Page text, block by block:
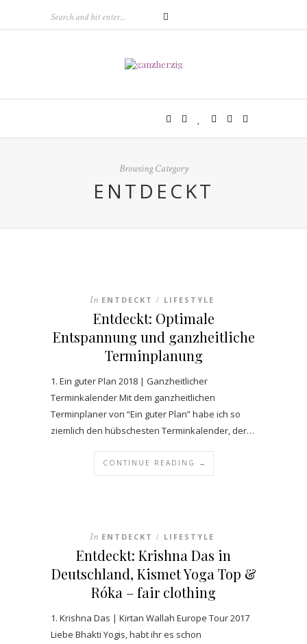
Browsing Category
ENTDECKT
In ENTDECKT / LIFESTYLE
Entdeckt: Optimale
Entspannung und ganzheitliche
Terminplanung
1. Ein guter Plan 2018 | Ganzheitlicher
Terminkalender Mit dem ganzheitlichen
Terminplaner von “Ein guter Plan” habe ich so
ziemlich den hübschesten Terminkalender, der…
CONTINUE READING →
In ENTDECKT / LIFESTYLE
Entdeckt: Krishna Das in
Deutschland, Kismet Yoga Top &
Róka – fair clothing
1. Krishna Das | Kirtan Wallah Europe Tour 2017
Liebe Bhakti Yogis, habt ihr es schon